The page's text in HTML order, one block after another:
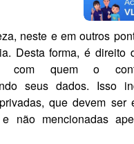
neste e em outros
Desta forma, é direito
com quem o
seus dados. Isso
que devem ser
e não mencionadas